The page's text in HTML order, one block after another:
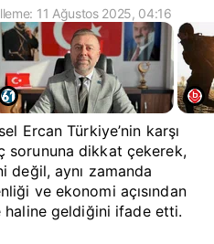
11 Ağustos 2025, 04:16
Ercan Türkiye’nin karşı
sorununa dikkat çekerek,
değil, aynı zamanda
ve ekonomi açısından
geldiğini ifade etti.